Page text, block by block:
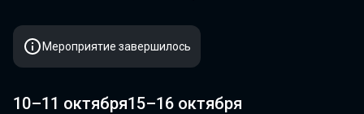
Мероприятие завершилось
10–11 октября15–16 октября